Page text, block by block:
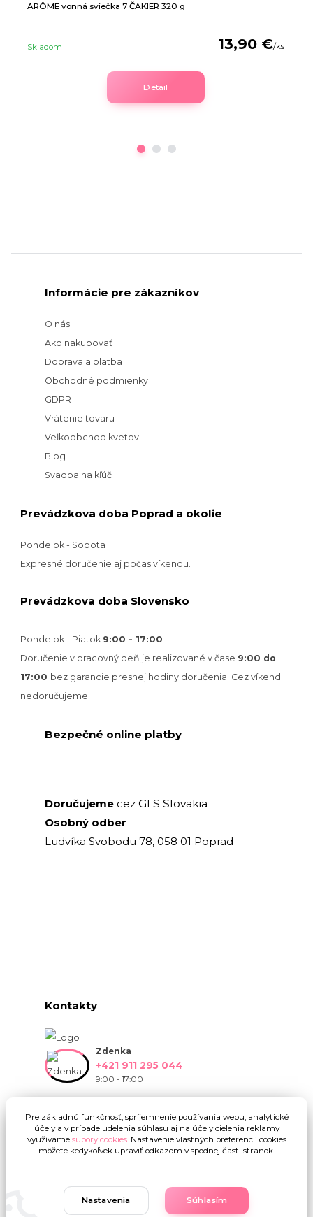
ARÔME vonná sviečka 7 ČAKIER 320 g
13,90 €/ks
Skladom
Detail
Informácie pre zákazníkov
O nás
Ako nakupovať
Doprava a platba
Obchodné podmienky
GDPR
Vrátenie tovaru
Veľkoobchod kvetov
Blog
Svadba na kľúč
Prevádzkova doba Poprad a okolie
Pondelok - Sobota
Expresné doručenie aj počas víkendu.
Prevádzkova doba Slovensko
Pondelok - Piatok 9:00 - 17:00
Doručenie v pracovný deň je realizované v čase 9:00 do
17:00 bez garancie presnej hodiny doručenia. Cez víkend
nedoručujeme.
Bezpečné online platby
Doručujeme cez GLS Slovakia
Osobný odber
Ludvíka Svobodu 78, 058 01 Poprad
Kontakty
Zdenka
+421 911 295 044
9:00 - 17:00
Upravit sběr cookies.
Pre základnú funkčnosť, spríjemnenie používania webu, analytické
účely a v prípade udelenia súhlasu aj na účely cielenia reklamy
využívame súbory cookies. Nastavenie vlastných preferencií cookies
môžete kedykoľvek upraviť odkazom v spodnej časti stránok.
Nastavenia Súhlasím